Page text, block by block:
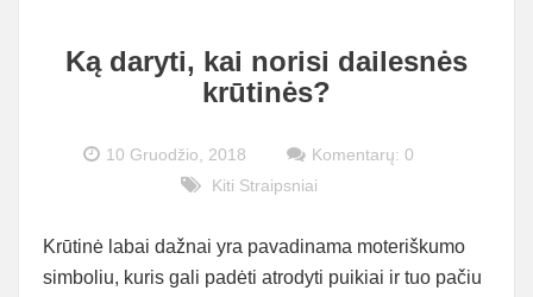
Ką daryti, kai norisi dailesnės
krūtinės?
10 Gruodžio, 2018
Komentarų: 0
Kiti Straipsniai
Krūtinė labai dažnai yra pavadinama moteriškumo
simboliu, kuris gali padėti atrodyti puikiai ir tuo pačiu